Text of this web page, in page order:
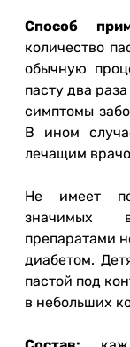
Способ
количество
обычную
пасту два
симптомы
В ином
лечащим
Не имеет
значимых
препаратами
диабетом.
пастой под
в небольших